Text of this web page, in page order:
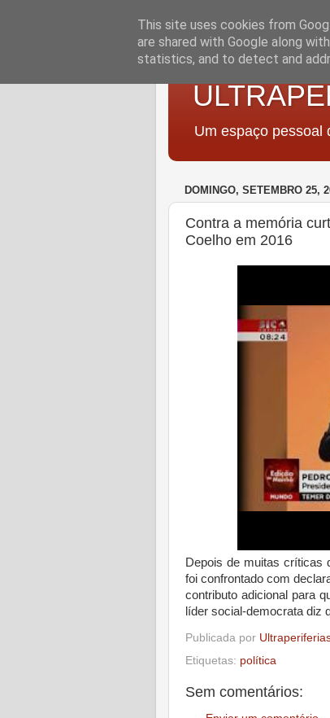
Um espaço pessoal
DOMINGO, SETEMBRO 25,
Contra a memória
Coelho em 2016
Depois de muitas críticas
foi confrontado com
contributo adicional para
líder social-democrata diz
Publicada por
Etiquetas: política
Sem comentários:
This site uses cookies from
are shared with Google along
statistics, and to detect and